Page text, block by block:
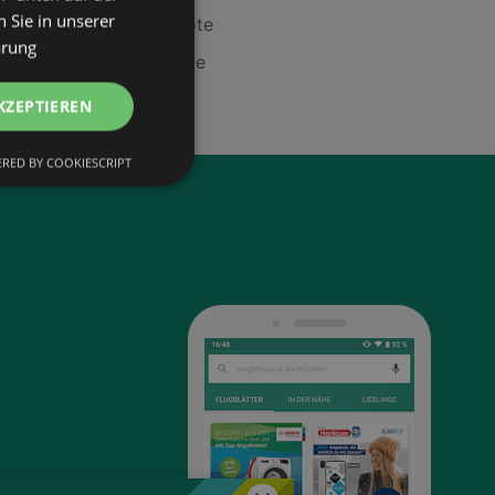
Monitoring Angebote
Magsafe2 Angebote
Sie in unserer
BY COOKIESCRIPT